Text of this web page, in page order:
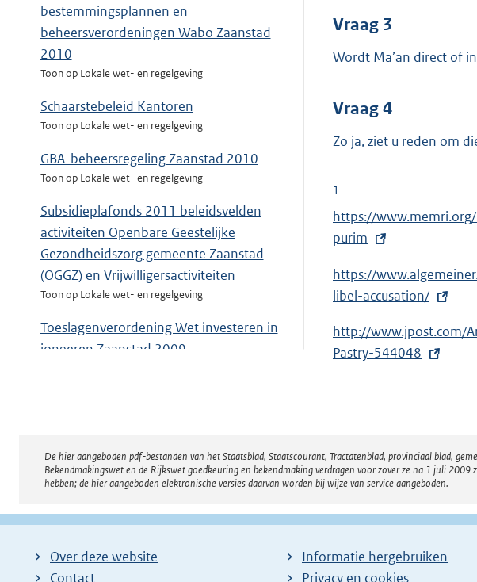
bestemmingsplannen en
beheersverordeningen Wabo Zaanstad
2010
Toon op Lokale wet- en regelgeving
Schaarstebeleid Kantoren
Toon op Lokale wet- en regelgeving
GBA-beheersregeling Zaanstad 2010
Toon op Lokale wet- en regelgeving
Subsidieplafonds 2011 beleidsvelden
activiteiten Openbare Geestelijke
Gezondheidszorg gemeente Zaanstad
(OGGZ) en Vrijwilligersactiviteiten
Toon op Lokale wet- en regelgeving
Toeslagenverordening Wet investeren in
jongeren Zaanstad 2009
Vraag 3
Wordt Ma’an direct of
Vraag 4
Zo ja, ziet u reden om
1
E
x
e
r
n
e
:
https://
purim
E
x
e
r
n
k
:
https://
libel-accusation/
E
x
e
l
n
:
http://www.jpost.com/
Pastry-544048
Disclaimer
De hier aangeboden pdf-bestanden van het Staatsblad, Staatscourant, Tractatenblad, provinciaal blad,
Bekendmakingswet en de Rijkswet goedkeuring en bekendmaking verdragen voor zover ze na 1 juli
hebben; de hier aangeboden elektronische versies daarvan worden bij wijze van service aangeboden.
Over deze website
Contact
Informatie hergebruiken
Privacy en cookies